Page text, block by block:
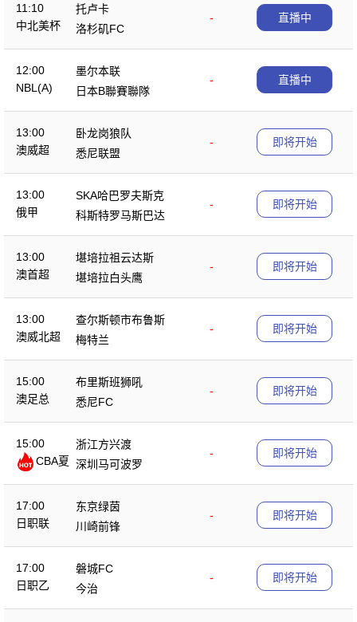
11:10
中北美杯
托卢卡
-
洛杉矶FC
直播中
12:00
NBL(A)
墨尔本联
-
日本B聯賽聯隊
直播中
13:00
澳威超
卧龙岗狼队
-
悉尼联盟
即将开始
13:00
俄甲
SKA哈巴罗夫斯克
-
科斯特罗马斯巴达
即将开始
13:00
澳首超
堪培拉祖云达斯
-
堪培拉白头鹰
即将开始
13:00
澳威北超
查尔斯顿市布鲁斯
-
梅特兰
即将开始
15:00
澳足总
布里斯班狮吼
-
悉尼FC
即将开始
15:00
CBA夏
浙江方兴渡
-
深圳马可波罗
即将开始
17:00
日职联
东京绿茵
-
川崎前锋
即将开始
17:00
日职乙
磐城FC
-
今治
即将开始